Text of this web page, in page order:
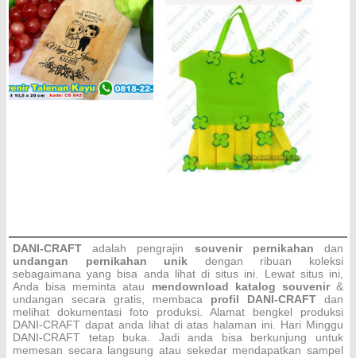
DANI-CRAFTadalah pengrajin souvenir pernikahandan
undangan pernikahan unik dengan ribuan koleksi
sebagaimana yang bisa anda lihat di situs ini. Lewat situs ini,
Anda bisa meminta atau mendownload katalog souvenir&
undangan secara gratis, membaca profil DANI-CRAFT dan
melihat dokumentasi foto produksi. Alamat bengkel produksi
DANI-CRAFT dapat anda lihat di atas halaman ini. Hari Minggu
DANI-CRAFT tetap buka. Jadi anda bisa berkunjung untuk
memesan secara langsung atau sekedar mendapatkan sampel